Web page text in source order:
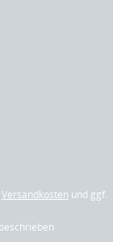
Versandkosten und ggf.